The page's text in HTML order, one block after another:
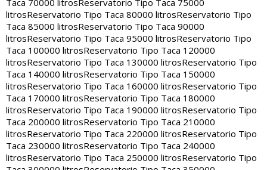
Taca 70000 litros Reservatorio Tipo Taca 75000
litrosReservatorio Tipo Taca 80000 litrosReservatorio Tipo
Taca 85000 litrosReservatorio Tipo Taca 90000
litrosReservatorio Tipo Taca 95000 litrosReservatorio Tipo
Taca 100000 litrosReservatorio Tipo Taca 120000
litrosReservatorio Tipo Taca 130000 litrosReservatorio Tipo
Taca 140000 litrosReservatorio Tipo Taca 150000
litrosReservatorio Tipo Taca 160000 litrosReservatorio Tipo
Taca 170000 litrosReservatorio Tipo Taca 180000
litrosReservatorio Tipo Taca 190000 litrosReservatorio Tipo
Taca 200000 litrosReservatorio Tipo Taca 210000
litrosReservatorio Tipo Taca 220000 litrosReservatorio Tipo
Taca 230000 litrosReservatorio Tipo Taca 240000
litrosReservatorio Tipo Taca 250000 litrosReservatorio Tipo